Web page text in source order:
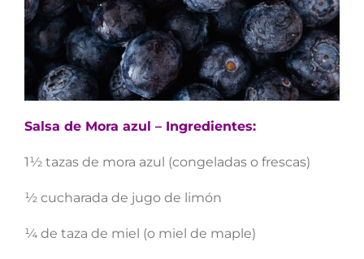
Salsa de Mora azul – Ingredientes:
1½ tazas de mora azul (congeladas o frescas)
½ cucharada de jugo de limón
¼ de taza de miel (o miel de maple)